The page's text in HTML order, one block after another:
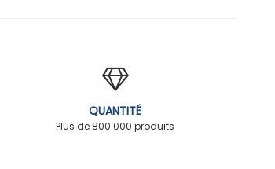
QUANTITÉ
Plus de 800.000 produits